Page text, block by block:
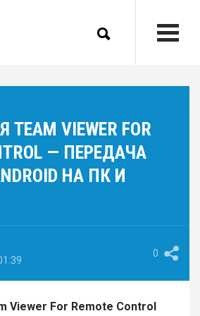
VIEWER FOR
— ПЕРЕДАЧА
НА ПК И
0
Viewer For Remote Control